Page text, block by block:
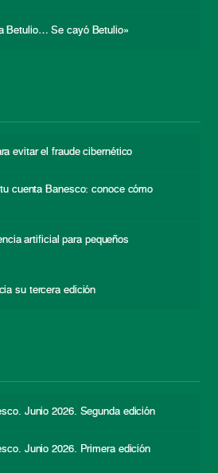
Betulio… Se cayó Betulio»
evitar el fraude cibernético
cuenta Banesco: conoce cómo
artificial para pequeños
su tercera edición
Junio 2026. Segunda edición
Junio 2026. Primera edición